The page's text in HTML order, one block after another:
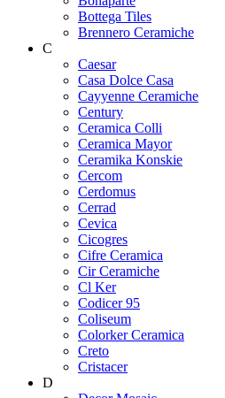
Bottega Tiles
Brennero Ceramiche
C
Caesar
Casa Dolce Casa
Cayyenne Ceramiche
Century
Ceramica Colli
Ceramica Mayor
Ceramika Konskie
Cercom
Cerdomus
Cerrad
Cevica
Cicogres
Cifre Ceramica
Cir Ceramiche
Cl Ker
Codicer 95
Coliseum
Colorker Ceramica
Creto
Cristacer
D